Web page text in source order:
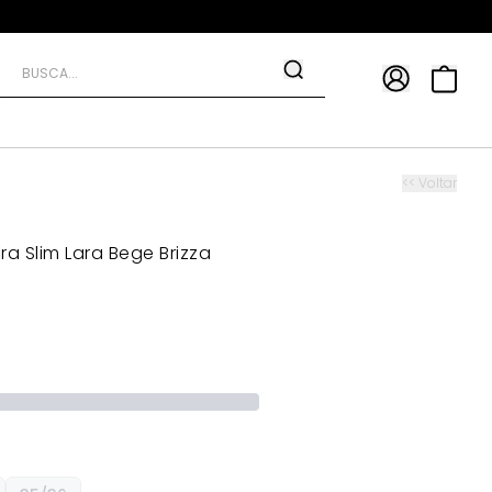
<< Voltar
Slim Lara Bege Brizza